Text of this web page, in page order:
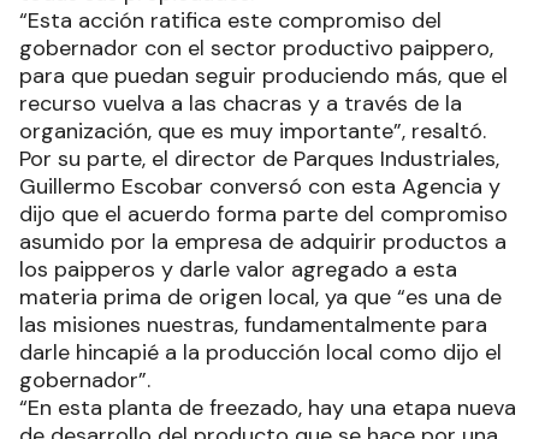
“Esta acción ratifica este compromiso del
gobernador con el sector productivo paippero,
para que puedan seguir produciendo más, que el
recurso vuelva a las chacras y a través de la
organización, que es muy importante”, resaltó.
Por su parte, el director de Parques Industriales,
Guillermo Escobar conversó con esta Agencia y
dijo que el acuerdo forma parte del compromiso
asumido por la empresa de adquirir productos a
los paipperos y darle valor agregado a esta
materia prima de origen local, ya que “es una de
las misiones nuestras, fundamentalmente para
darle hincapié a la producción local como dijo el
gobernador”.
“En esta planta de freezado, hay una etapa nueva